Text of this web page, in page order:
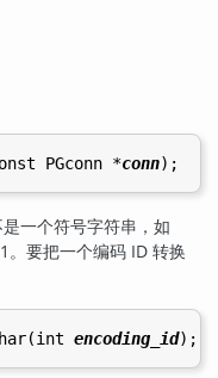
PGconn *conn
一个符号字符串，如
。要把一个编码 ID 转换
encoding_id